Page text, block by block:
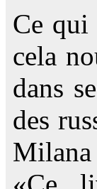
Ce qui
cela
dans
des